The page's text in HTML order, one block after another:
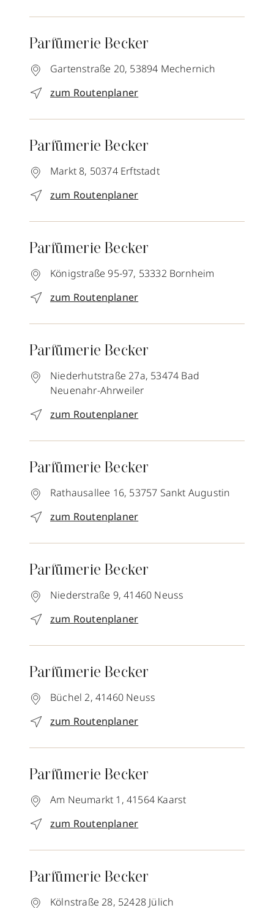
Parfümerie Becker
Gartenstraße 20, 53894 Mechernich
zum Routenplaner
Parfümerie Becker
Markt 8, 50374 Erftstadt
zum Routenplaner
Parfümerie Becker
Königstraße 95-97, 53332 Bornheim
zum Routenplaner
Parfümerie Becker
Niederhutstraße 27a, 53474 Bad
Neuenahr-Ahrweiler
zum Routenplaner
Parfümerie Becker
Rathausallee 16, 53757 Sankt Augustin
zum Routenplaner
Parfümerie Becker
Niederstraße 9, 41460 Neuss
zum Routenplaner
Parfümerie Becker
Büchel 2, 41460 Neuss
zum Routenplaner
Parfümerie Becker
Am Neumarkt 1, 41564 Kaarst
zum Routenplaner
Parfümerie Becker
Kölnstraße 28, 52428 Jülich